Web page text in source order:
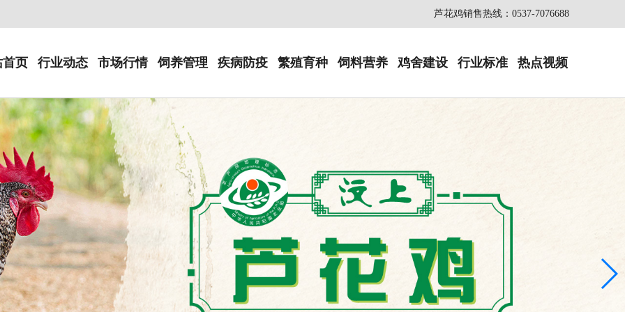
芦花鸡销售热线：0537-7076688
首页 行业动态 市场行情 饲养管理 疾病防疫 繁殖育种 饲料营养 鸡舍建设 行业标准 热点视频